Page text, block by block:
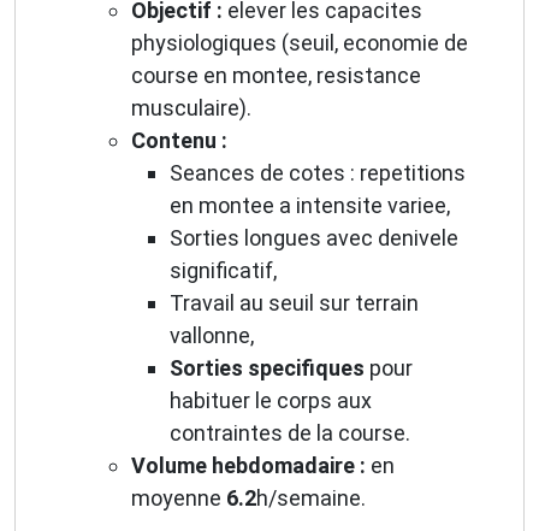
Objectif : elever les capacites
physiologiques (seuil, economie de
course en montee, resistance
musculaire).
Contenu :
Seances de cotes : repetitions
en montee a intensite variee,
Sorties longues avec denivele
significatif,
Travail au seuil sur terrain
vallonne,
Sorties specifiques pour
habituer le corps aux
contraintes de la course.
Volume hebdomadaire : en
moyenne 6.2h/semaine.